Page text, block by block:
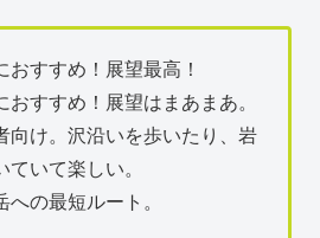
すすめ！展望最高！
すすめ！展望はまあまあ。
け。沢沿いを歩いたり、岩
いて楽しい。
の最短ルート。